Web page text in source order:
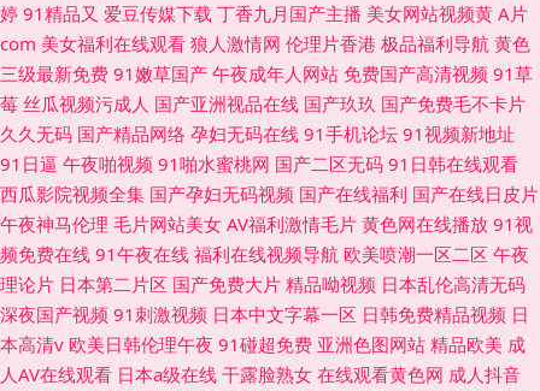
婷 91精品又 爱豆传媒下载 丁香九月国产主播 美女网站视频黄 A片
com 美女福利在线观看 狼人激情网 伦理片香港 极品福利导航 黄色
三级最新免费 91嫩草国产 午夜成年人网站 免费国产高清视频 91草
莓 丝瓜视频污成人 国产亚洲视品在线 国产玖玖 国产免费毛不卡片
久久无码 国产精品网络 孕妇无码在线 91手机论坛 91视频新地址
91日逼 午夜啪视频 91啪水蜜桃网 国产二区无码 91日韩在线观看
西瓜影院视频全集 国产孕妇无码视频 国产在线福利 国产在线日皮片
午夜神马伦理 毛片网站美女 AV福利激情毛片 黄色网在线播放 91视
频免费在线 91午夜在线 福利在线视频导航 欧美喷潮一区二区 午夜
理论片 日本第二片区 国产免费大片 精品呦视频 日本乱伦高清无码
深夜国产视频 91刺激视频 日本中文字幕一区 日韩免费精品视频 日
本高清v 欧美日韩伦理午夜 91碰超免费 亚洲色图网站 精品欧美 成
人AV在线观看 日本a级在线 干露脸熟女 在线观看黄色网 成人抖音